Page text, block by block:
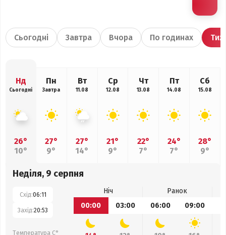
Сьогодні Завтра Вчора По годинах
Нд
Сьогодні
26°
10°
Пн
Завтра
27°
9°
Вт
11.08
27°
14°
Ср
12.08
21°
9°
Чт
13.08
22°
7°
Пт
14.08
24°
7°
Сб
15.08
28°
9°
Неділя, 9 серпня
Схід:06:11
Захід:20:53
Температура С°
Ніч
Ранок
00:00
03:00 06:00 09:00